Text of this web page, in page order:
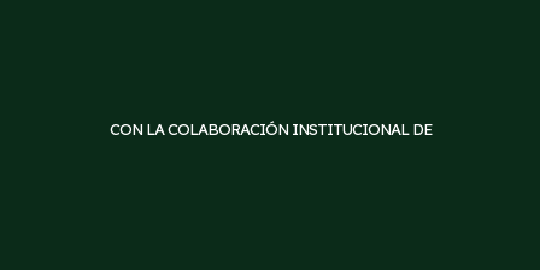
CON LA COLABORACIÓN INSTITUCIONAL DE